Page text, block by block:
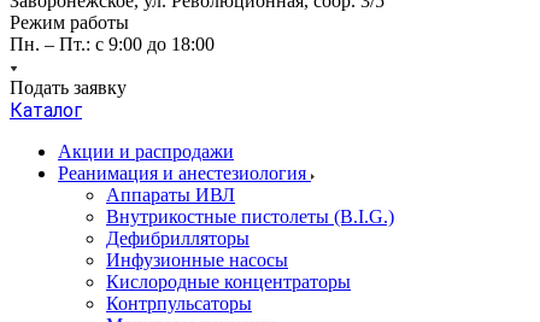
Режим работы
Пн. – Пт.: с 9:00 до 18:00
Подать заявку
Каталог
Акции и распродажи
Реанимация и анестезиология
Аппараты ИВЛ
Внутрикостные пистолеты (B.I.G.)
Дефибрилляторы
Инфузионные насосы
Кислородные концентраторы
Контрпульсаторы